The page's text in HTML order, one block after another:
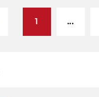
1 ...